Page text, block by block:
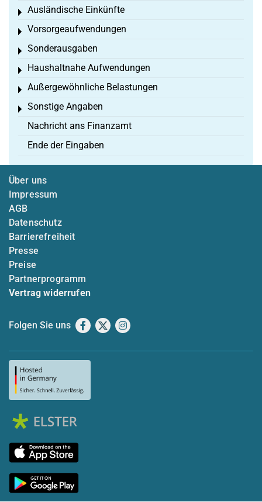
Ausländische Einkünfte
Toggle menu
Vorsorgeaufwendungen
Toggle menu
Sonderausgaben
Toggle menu
Haushaltnahe Aufwendungen
Toggle menu
Außergewöhnliche Belastungen
Toggle menu
Sonstige Angaben
Toggle menu
Nachricht ans Finanzamt
Ende der Eingaben
Über uns
Impressum
AGB
Datenschutz
Barrierefreiheit
Presse
Preise
Partnerprogramm
Vertrag widerrufen
Folgen Sie uns Facebook
X Instagram